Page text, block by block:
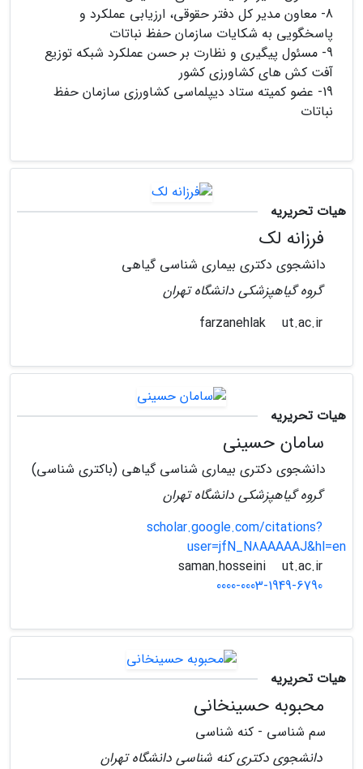
8- معاون مدیر کل دفتر حقوقی، ارزیابی عملکرد و
پاسخگویی به شکایات سازمان حفظ نباتات
9- مسئول پیگیری و نظارت بر حسن عملکرد شبکه توزیع
آفت کش های کشاورزی کشور
19- عضو کمیته ستاد دیپلماسی کشاورزی سازمان حفظ
نباتات
هیات تحریریه
فرزانه لک
دانشجوی دکتری بیماری شناسی گیاهی
گروه گیاهپزشکی دانشگاه تهران
ut.ac.ir
هیات تحریریه
سامان حسینی
دانشجوی دکتری بیماری شناسی گیاهی (باکتری شناسی)
گروه گیاهپزشکی دانشگاه تهران
scholar.google.com/citations?
user=jfN_N8AAAAAJ&hl=en
ut.ac.ir
0000-0003-1949-6790
هیات تحریریه
محبوبه حسینخانی
سم شناسی - کنه شناسی
دانشجوی دکتری کنه شناسی دانشگاه تهران